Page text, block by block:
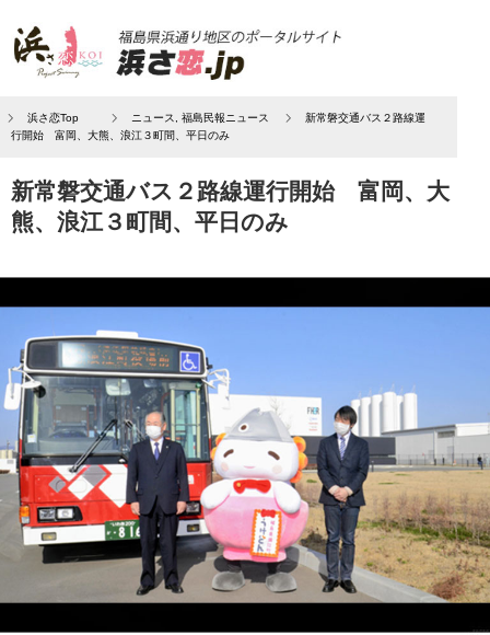
浜さ恋Top ニュース 福島民報ニュース
新常磐交通バス２路線運
行開始 富岡、大熊、浪江３町間、平日のみ
新常磐交通バス２路線運行開始 富岡、大
熊、浪江３町間、平日のみ